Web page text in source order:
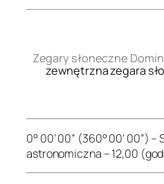
Zegary słoneczne
zewnętrzna zegara
0° 00’ 00” (360° 00’ 00”) –
astronomiczna – 12,00